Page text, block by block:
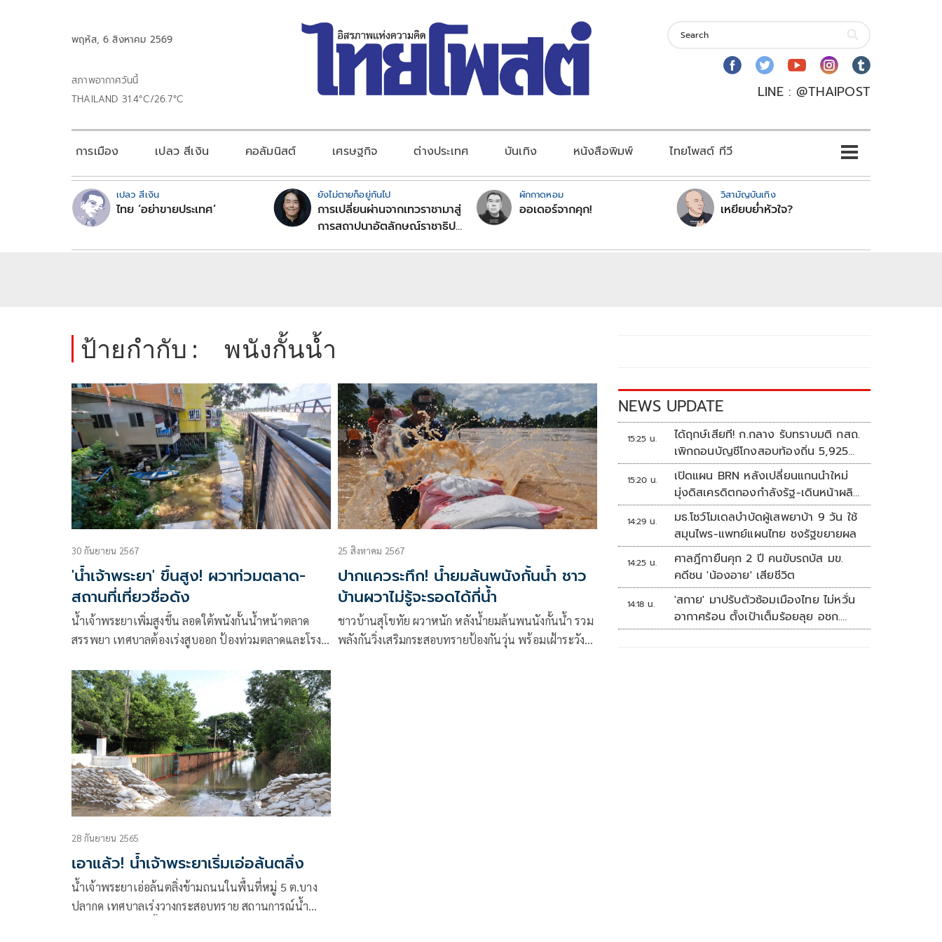
พฤหัส, 6 สิงหาคม 2569
สภาพอากาศวันนี้
THAILAND 31.4°C/26.7°C
LINE : @THAIPOST
การเมือง เปลว สีเงิน คอลัมนิสต์ เศรษฐกิจ ต่างประเทศ บันเทิง หนังสือพิมพ์ ไทยโพสต์ ทีวี
เปลว สีเงิน
ไทย ‘อย่าขายประเทศ’
ยังไม่ตายก็อยู่กันไป
การเปลี่ยนผ่านจากเทวราชามาสู่
การสถาปนาอัตลักษณ์ราชาธิป
ผักกาดหอม
ออเดอร์จากคุก!
วิสามัญบันเทิง
เหยียบย่ำหัวใจ?
ป้ายกำกับ : พนังกั้นน้ำ
30 กันยายน 2567
'น้ำเจ้าพระยา' ขึ้นสูง! ผวาท่วมตลาด-
สถานที่เที่ยวชื่อดัง
น้ำเจ้าพระยาเพิ่มสูงขึ้น ลอดใต้พนังกั้นน้ำหน้าตลาด
สรรพยา เทศบาลต้องเร่งสูบออก ป้องท่วมตลาดและโรง
25 สิงหาคม 2567
ปากแควระทึก! น้ำยมล้นพนังกั้นน้ำ ชาว
บ้านผวาไม่รู้จะรอดได้กี่น้ำ
ชาวบ้านสุโขทัย ผวาหนัก หลังน้ำยมล้นพนนังกั้นน้ำ รวม
พลังกันวิ่งเสริมกระสอบทรายป้องกันวุ่น พร้อมเฝ้าระวัง
28 กันยายน 2565
เอาแล้ว! น้ำเจ้าพระยาเริ่มเอ่อล้นตลิ่ง
น้ำเจ้าพระยาเอ่อล้นตลิ่งข้ามถนนในพื้นที่หมู่ 5 ต.บาง
ปลากด เทศบาลเร่งวางกระสอบทราย สถานการณ์น้ำ
NEWS UPDATE
15:25 น.
ได้ฤกษ์เสียที! ก.กลาง รับทราบมติ กสถ.
เพิกถอนบัญชีโกงสอบท้องถิ่น 5,925
ราย
15:20 น.
เปิดแผน BRN หลังเปลี่ยนแกนนำใหม่
มุ่งดิสเครดิตกองกำลังรัฐ-เดินหน้าผลิต
แนวร่วม
14:29 น.
มธ.โชว์โมเดลบำบัดผู้เสพยาบ้า 9 วัน ใช้
สมุนไพร-แพทย์แผนไทย ชงรัฐขยายผล
14:25 น.
ศาลฎีกายืนคุก 2 ปี คนขับรถบัส มข.
คดีชน 'น้องอาย' เสียชีวิต
14:18 น.
'สกาย' มาปรับตัวซ้อมเมืองไทย ไม่หวั่น
อากาศร้อน ตั้งเป้าเต็มร้อยลุย อชก.
2026